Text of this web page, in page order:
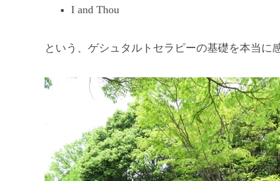
I and Thou
という、ゲシュタルトセラピーの基礎を本当に